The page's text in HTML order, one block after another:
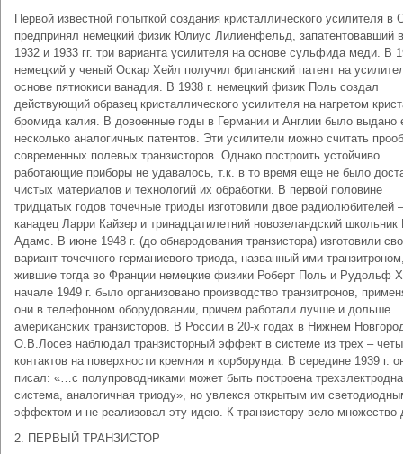
Первой известной попыткой создания кристаллического усилителя
предпринял немецкий физик Юлиус Лилиенфельд, запатентовавший
1932 и 1933 гг. три варианта усилителя на основе сульфида меди. В
немецкий у ченый Оскар Хейл получил британский патент на
основе пятиокиси ванадия. В 1938 г. немецкий физик Поль создал
действующий образец кристаллического усилителя на нагретом
бромида калия. В довоенные годы в Германии и Англии было выдано
несколько аналогичных патентов. Эти усилители можно считать
современных полевых транзисторов. Однако построить устойчиво
работающие приборы не удавалось, т.к. в то время еще не было
чистых материалов и технологий их обработки. В первой половине
тридцатых годов точечные триоды изготовили двое радиолюбителей –
канадец Ларри Кайзер и тринадцатилетний новозеландский школьник
Адамс. В июне 1948 г. (до обнародования транзистора) изготовили
вариант точечного германиевого триода, названный ими
жившие тогда во Франции немецкие физики Роберт Поль и Рудольф
начале 1949 г. было организовано производство транзитронов,
они в телефонном оборудовании, причем работали лучше и дольше
американских транзисторов. В России в 20-х годах в Нижнем
О.В.Лосев наблюдал транзисторный эффект в системе из трех –
контактов на поверхности кремния и корборунда. В середине 1939 г.
писал: «…с полупроводниками может быть построена
система, аналогичная триоду», но увлекся открытым им
эффектом и не реализовал эту идею. К транзистору вело множество
2. ПЕРВЫЙ ТРАНЗИСТОР